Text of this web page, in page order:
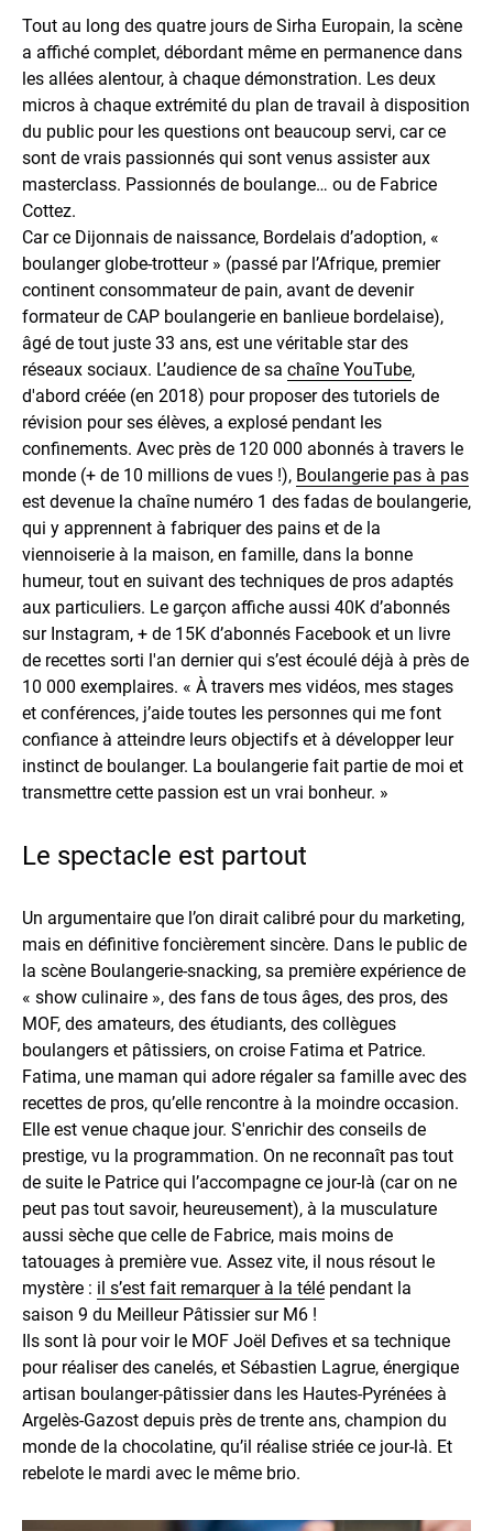
Tout au long des quatre jours de Sirha Europain, la scène
a affiché complet, débordant même en permanence dans
les allées alentour, à chaque démonstration. Les deux
micros à chaque extrémité du plan de travail à disposition
du public pour les questions ont beaucoup servi, car ce
sont de vrais passionnés qui sont venus assister aux
masterclass. Passionnés de boulange… ou de Fabrice
Cottez.
Car ce Dijonnais de naissance, Bordelais d’adoption, «
boulanger globe-trotteur » (passé par l’Afrique, premier
continent consommateur de pain, avant de devenir
formateur de CAP boulangerie en banlieue bordelaise),
âgé de tout juste 33 ans, est une véritable star des
réseaux sociaux. L’audience de sa chaîne YouTube,
d'abord créée (en 2018) pour proposer des tutoriels de
révision pour ses élèves, a explosé pendant les
confinements. Avec près de 120 000 abonnés à travers le
monde (+ de 10 millions de vues !), Boulangerie pas à pas
est devenue la chaîne numéro 1 des fadas de boulangerie,
qui y apprennent à fabriquer des pains et de la
viennoiserie à la maison, en famille, dans la bonne
humeur, tout en suivant des techniques de pros adaptés
aux particuliers. Le garçon affiche aussi 40K d’abonnés
sur Instagram, + de 15K d’abonnés Facebook et un livre
de recettes sorti l'an dernier qui s’est écoulé déjà à près de
10 000 exemplaires. « À travers mes vidéos, mes stages
et conférences, j’aide toutes les personnes qui me font
confiance à atteindre leurs objectifs et à développer leur
instinct de boulanger. La boulangerie fait partie de moi et
transmettre cette passion est un vrai bonheur. »
Le spectacle est partout
Un argumentaire que l’on dirait calibré pour du marketing,
mais en définitive foncièrement sincère. Dans le public de
la scène Boulangerie-snacking, sa première expérience de
« show culinaire », des fans de tous âges, des pros, des
MOF, des amateurs, des étudiants, des collègues
boulangers et pâtissiers, on croise Fatima et Patrice.
Fatima, une maman qui adore régaler sa famille avec des
recettes de pros, qu’elle rencontre à la moindre occasion.
Elle est venue chaque jour. S'enrichir des conseils de
prestige, vu la programmation. On ne reconnaît pas tout
de suite le Patrice qui l’accompagne ce jour-là (car on ne
peut pas tout savoir, heureusement), à la musculature
aussi sèche que celle de Fabrice, mais moins de
tatouages à première vue. Assez vite, il nous résout le
mystère : il s’est fait remarquer à la télé pendant la
saison 9 du Meilleur Pâtissier sur M6 !
Ils sont là pour voir le MOF Joël Defives et sa technique
pour réaliser des canelés, et Sébastien Lagrue, énergique
artisan boulanger-pâtissier dans les Hautes-Pyrénées à
Argelès-Gazost depuis près de trente ans, champion du
monde de la chocolatine, qu’il réalise striée ce jour-là. Et
rebelote le mardi avec le même brio.